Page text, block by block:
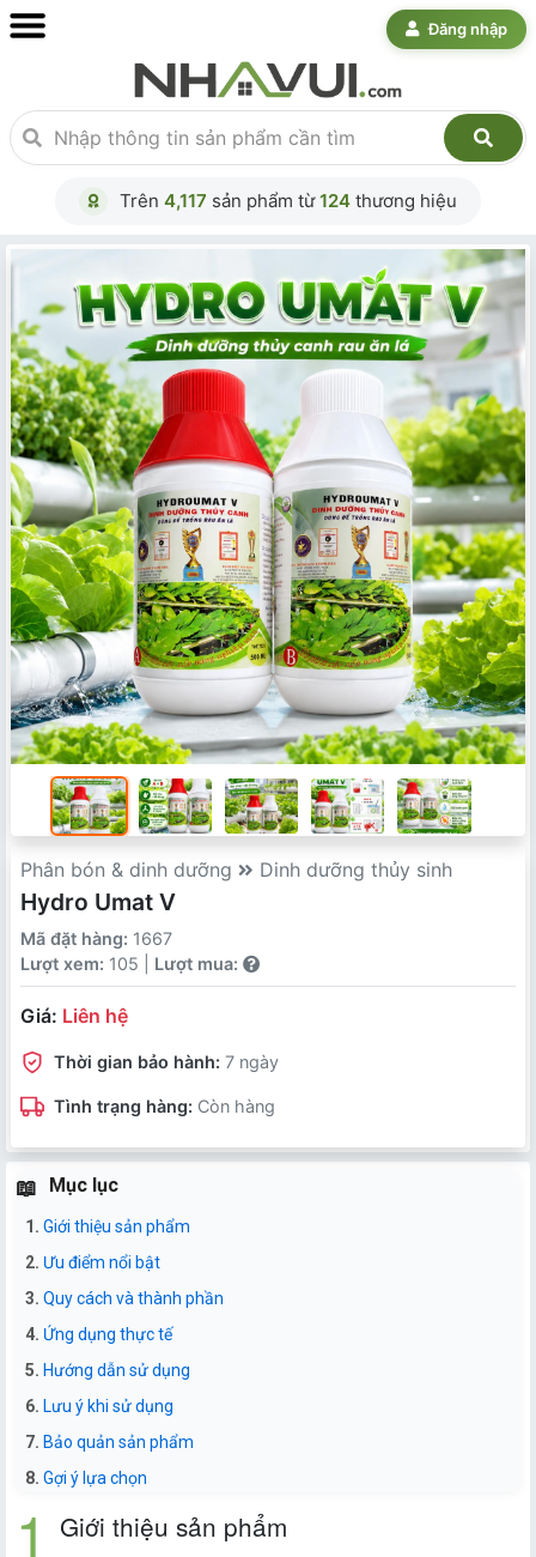
Đăng nhập
Trên 4,117 sản phẩm từ124 thương hiệu
Phân bón & dinh dưỡng Dinh dưỡng thủy sinh
Hydro Umat V
Mã đặt hàng: 1667
Lượt xem: 105 | Lượt mua:
Giá: Liên hệ
Thời gian bảo hành: 7 ngày
Tình trạng hàng: Còn hàng
Mục lục
Giới thiệu sản phẩm
Ưu điểm nổi bật
Quy cách và thành phần
Ứng dụng thực tế
Hướng dẫn sử dụng
Lưu ý khi sử dụng
Bảo quản sản phẩm
Gợi ý lựa chọn
Giới thiệu sản phẩm